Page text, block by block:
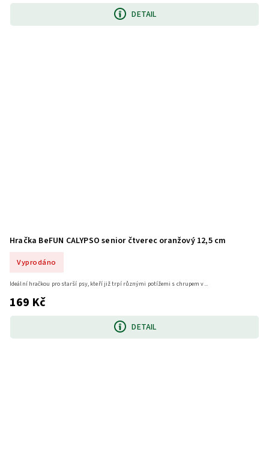
DETAIL
Hračka BeFUN CALYPSO senior čtverec oranžový 12,5 cm
Vyprodáno
169 Kč
DETAIL
Ideální hračkou pro starší psy, kteří již trpí různými potížemi s chrupem v...